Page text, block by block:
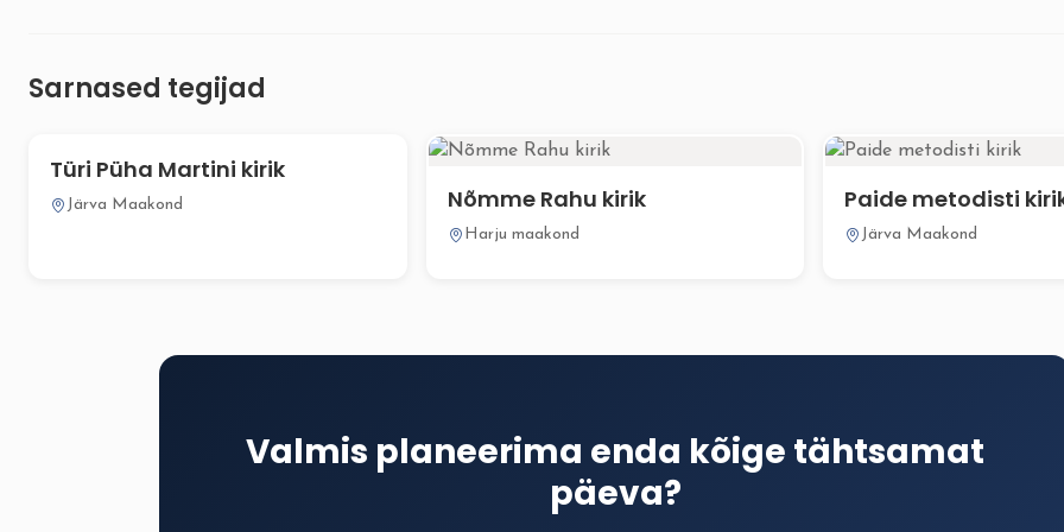
Sarnased tegijad
Türi Püha Martini kirik
Järva Maakond Nõmme Rahu kirik
Harju maakond
Paide metodisti
Järva Maakond
Valmis planeerima enda kõige tähtsamat
päeva?